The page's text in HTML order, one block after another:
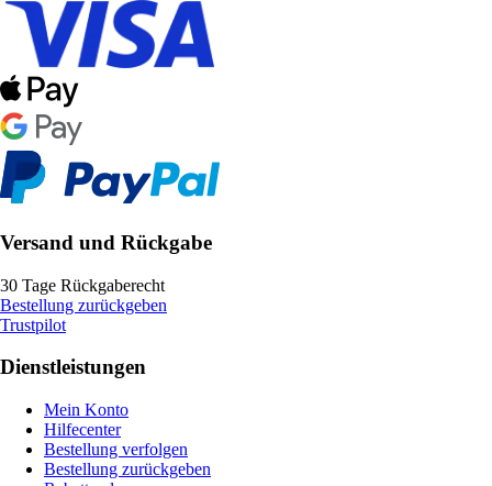
Versand und Rückgabe
30 Tage Rückgaberecht
Bestellung zurückgeben
Trustpilot
Dienstleistungen
Mein Konto
Hilfecenter
Bestellung verfolgen
Bestellung zurückgeben